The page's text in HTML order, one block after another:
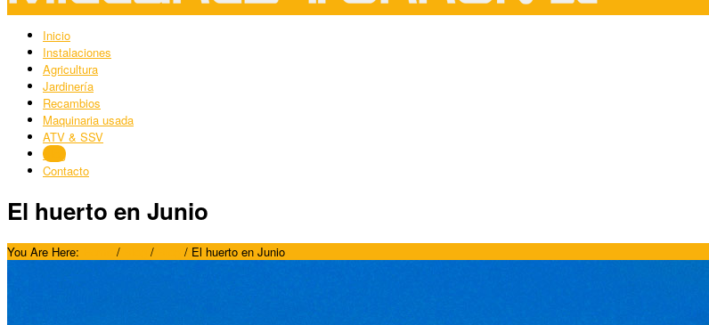
Inicio
Instalaciones
Agricultura
Jardinería
Recambios
Maquinaria usada
ATV & SSV
Blog
Contacto
El huerto en Junio
You Are Here: / / / El huerto en Junio